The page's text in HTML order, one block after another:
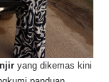
yang dikemas kini